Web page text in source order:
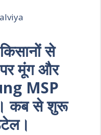
से
मूंग और
MSP
कब से शुरू